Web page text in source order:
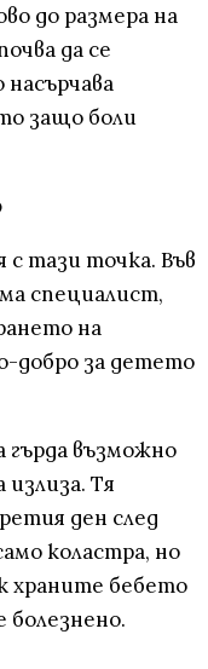
до размера на
да се
защо боли
тази точка. Във
специалист,
на
добро за детето
гърда възможно
Тя
ден след
коластра, но
храните бебето